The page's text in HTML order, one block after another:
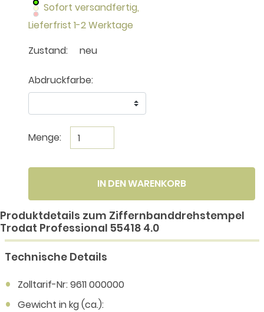
Sofort versandfertig,
Lieferfrist 1-2 Werktage
Zustand:
neu
Abdruckfarbe:
Menge:
IN DEN WARENKORB
Produktdetails zum Ziffernbanddrehstempel
Trodat Professional 55418 4.0
Technische Details
Zolltarif-Nr: 9611 000000
Gewicht in kg (ca.):